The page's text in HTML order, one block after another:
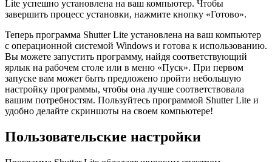
Lite успешно установлена на ваш компьютер. Чтобы
завершить процесс установки, нажмите кнопку «Готово».
Теперь программа Shutter Lite установлена на ваш компьютер
с операционной системой Windows и готова к использованию.
Вы можете запустить программу, найдя соответствующий
ярлык на рабочем столе или в меню «Пуск». При первом
запуске вам может быть предложено пройти небольшую
настройку программы, чтобы она лучше соответствовала
вашим потребностям. Пользуйтесь программой Shutter Lite и
удобно делайте скриншоты на своем компьютере!
Пользовательские настройки